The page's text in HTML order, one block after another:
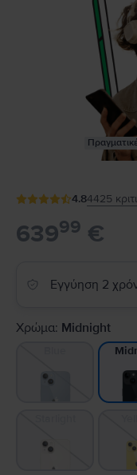
4.84425
63999 €
Εγγύηση 2
Χρώμα: Midnight